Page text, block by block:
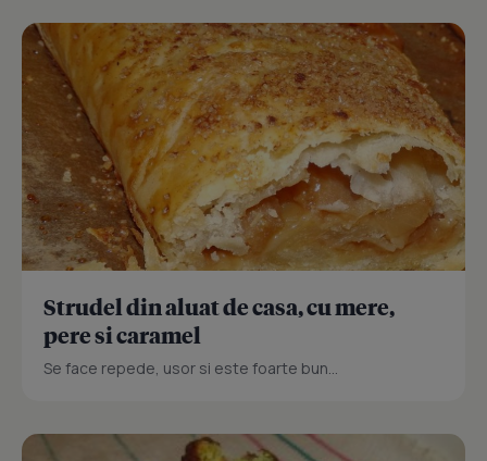
Strudel din aluat de casa, cu mere,
pere si caramel
Se face repede, usor si este foarte bun...